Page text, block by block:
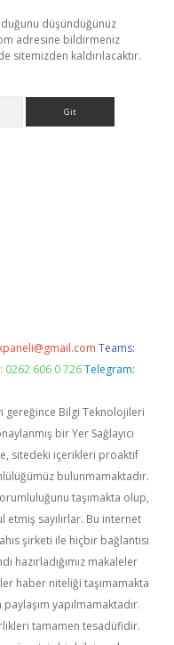
düşündüğünüz
adresine bildirmeniz
sitemizden kaldırılacaktır.
Teams:
0262 606 0 726 Telegram:
gereğince Bilgi Teknolojileri
bir Yer Sağlayıcı
sitedeki içerikleri proaktif
bulunmamaktadır.
taşımakta olup,
sayılırlar. Bu internet
şirketi ile hiçbir bağlantısı
hazırladığımız makaleler
haber niteliği taşımamakta
yapılmamaktadır.
tamamen tesadüfidir.